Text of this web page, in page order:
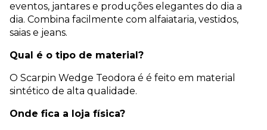
eventos, jantares e produções elegantes do dia a
dia. Combina facilmente com alfaiataria, vestidos,
saias e jeans.
Qual é o tipo de material?
O Scarpin Wedge Teodora é é feito em material
sintético de alta qualidade.
Onde fica a loja física?